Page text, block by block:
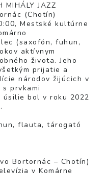
MIHÁLY JAZZ
(Chotín)
Mestské kultúrne
(saxofón, fuhun,
aktívnym
života. Jeho
prijatie a
národov žijúcich v
prvkami
úsilie bol v roku 2022
flauta, tárogató
Bortornác – Chotín)
v Komárne